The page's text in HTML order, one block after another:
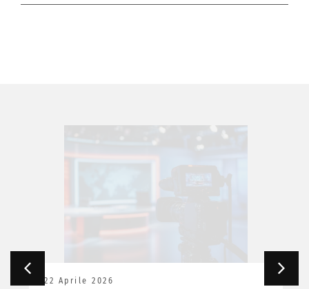
22 Aprile 2026